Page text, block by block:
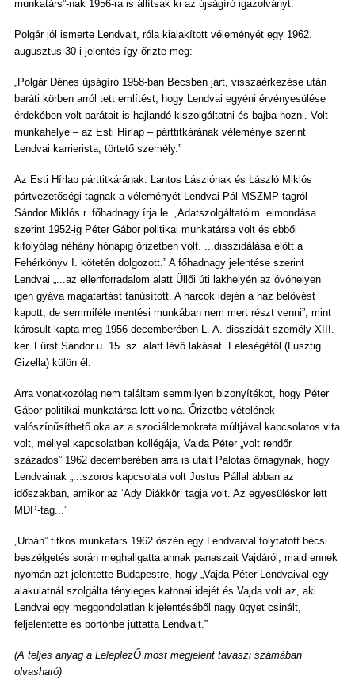
munkatárs”-nak 1956-ra is állítsák ki az újságíró igazolványt.
Polgár jól ismerte Lendvait, róla kialakított véleményét egy 1962.
augusztus 30-i jelentés így őrizte meg:
„Polgár Dénes újságíró 1958-ban Bécsben járt, visszaérkezése után
baráti körben arról tett említést, hogy Lendvai egyéni érvényesülése
érdekében volt barátait is hajlandó kiszolgáltatni és bajba hozni. Volt
munkahelye – az Esti Hírlap – párttitkárának véleménye szerint
Lendvai karrierista, törtető személy.”
Az Esti Hírlap párttitkárának: Lantos Lászlónak és László Miklós
pártvezetőségi tagnak a véleményét Lendvai Pál MSZMP tagról
Sándor Miklós r. főhadnagy írja le. „Adatszolgáltatóim elmondása
szerint 1952-ig Péter Gábor politikai munkatársa volt és ebből
kifolyólag néhány hónapig őrizetben volt. ...disszidálása előtt a
Fehérkönyv I. kötetén dolgozott.” A főhadnagy jelentése szerint
Lendvai „...az ellenforradalom alatt Üllői úti lakhelyén az óvóhelyen
igen gyáva magatartást tanúsított. A harcok idején a ház belövést
kapott, de semmiféle mentési munkában nem mert részt venni”, mint
károsult kapta meg 1956 decemberében L. A. disszidált személy XIII.
ker. Fürst Sándor u. 15. sz. alatt lévő lakását. Feleségétől (Lusztig
Gizella) külön él.
Arra vonatkozólag nem találtam semmilyen bizonyítékot, hogy Péter
Gábor politikai munkatársa lett volna. Őrizetbe vételének
valószínűsíthető oka az a szociáldemokrata múltjával kapcsolatos vita
volt, mellyel kapcsolatban kollégája, Vajda Péter „volt rendőr
százados” 1962 decemberében arra is utalt Palotás őrnagynak, hogy
Lendvainak „...szoros kapcsolata volt Justus Pállal abban az
időszakban, amikor az ‘Ady Diákkör’ tagja volt. Az egyesüléskor lett
MDP-tag...”
„Urbán” titkos munkatárs 1962 őszén egy Lendvaival folytatott bécsi
beszélgetés során meghallgatta annak panaszait Vajdáról, majd ennek
nyomán azt jelentette Budapestre, hogy „Vajda Péter Lendvaival egy
alakulatnál szolgálta tényleges katonai idejét és Vajda volt az, aki
Lendvai egy meggondolatlan kijelentéséből nagy ügyet csinált,
feljelentette és börtönbe juttatta Lendvait.”
(A teljes anyag a LeleplezŐ most megjelent tavaszi számában
olvasható)